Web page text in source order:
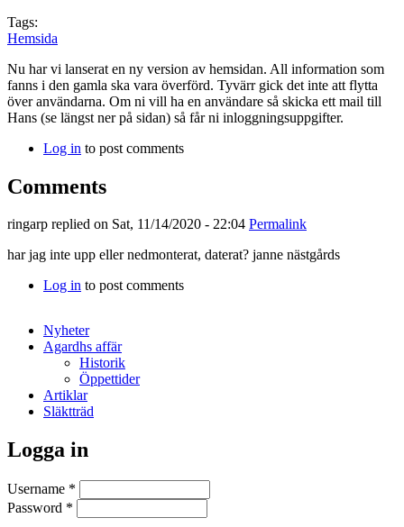
Tags:
Hemsida
Nu har vi lanserat en ny version av hemsidan. All information som
fanns i den gamla ska vara överförd. Tyvärr gick det inte att flytta
över användarna. Om ni vill ha en användare så skicka ett mail till
Hans (se längst ner på sidan) så får ni inloggningsuppgifter.
Log in to post comments
Comments
ringarp replied on Sat, 11/14/2020 - 22:04 Permalink
har jag inte upp eller nedmonterat, daterat? janne nästgårds
Log in to post comments
Nyheter
Agardhs affär
Historik
Öppettider
Artiklar
Släktträd
Logga in
Username *
Password *